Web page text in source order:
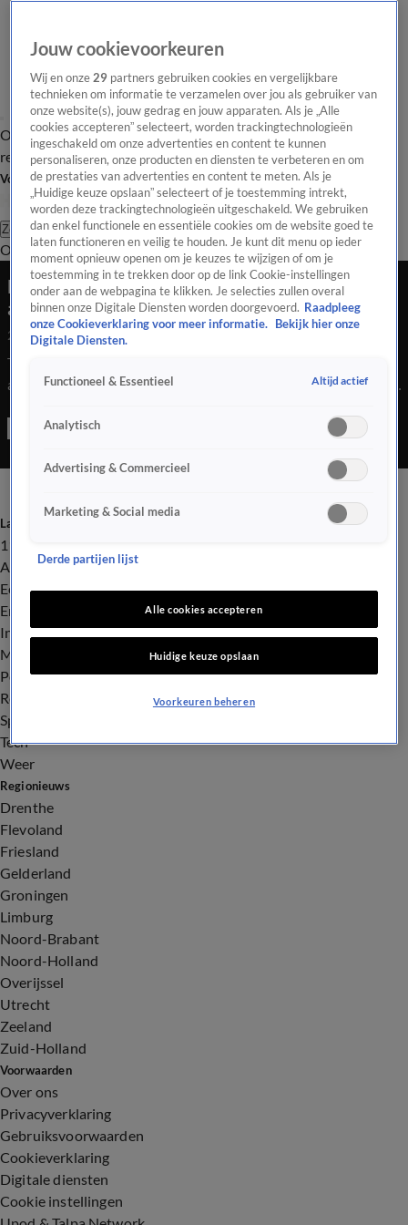
Overzicht Laatste nieuws Regionieuws Het beste van Hart
Tip de
redactie
Volg Hart van Nederland
Zoeken
OverzichtRegioUitzendingenWeerTip de redactiePanelVideo's
Explosieven uit auto gegooid tijdens
achtervolging door Leidschendam
26 aug 2024, 11:16
Tijdens een politieoperatie waarbij een gestolen auto werd
achtervolgd, zijn explosieven gevonden aan de Bovenmeerweg
pakket uit de auto gooiden, wisten de agenten de auto enkele
arresteren.
Laatste nieuws
112
Advies & Tips
Economie
Entertainment
Infrastructuur
Milieu en Gezondheid
Politiek
Royalty
Sport
Tech
Weer
Regionieuws
Drenthe
Flevoland
Friesland
Gelderland
Groningen
Limburg
Noord-Brabant
Noord-Holland
Overijssel
Utrecht
Zeeland
Zuid-Holland
Voorwaarden
Over ons
Privacyverklaring
Gebruiksvoorwaarden
Cookieverklaring
Digitale diensten
Cookie instellingen
Jouw cookievoorkeuren
Wij en onze29 partners gebruiken cookies en vergelijkbare
technieken om informatie te verzamelen over jou als gebruiker van
onze website(s), jouw gedrag en jouw apparaten. Als je „Alle
cookies accepteren” selecteert, worden trackingtechnologieën
ingeschakeld om onze advertenties en content te kunnen
personaliseren, onze producten en diensten te verbeteren en om
de prestaties van advertenties en content te meten. Als je
„Huidige keuze opslaan” selecteert of je toestemming intrekt,
worden deze trackingtechnologieën uitgeschakeld. We gebruiken
dan enkel functionele en essentiële cookies om de website goed te
laten functioneren en veilig te houden. Je kunt dit menu op ieder
moment opnieuw openen om je keuzes te wijzigen of om je
toestemming in te trekken door op de link Cookie-instellingen
onder aan de webpagina te klikken. Je selecties zullen overal
binnen onze Digitale Diensten worden doorgevoerd. Raadpleeg
onze Cookieverklaring voor meer informatie.
Bekijk hier onze
Digitale Diensten.
Functioneel & Essentieel Altijd actief
Analytisch
Advertising & Commercieel
Marketing & Social media
Derde partijen lijst
Alle cookies accepteren
Huidige keuze opslaan
Voorkeuren beheren